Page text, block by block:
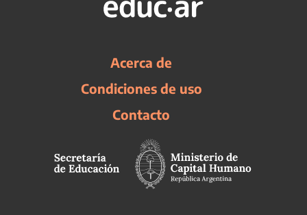
Acerca de
Condiciones de uso
Contacto